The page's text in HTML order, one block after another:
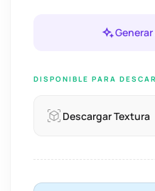
DISPONIBLE PARA
Descargar Textura